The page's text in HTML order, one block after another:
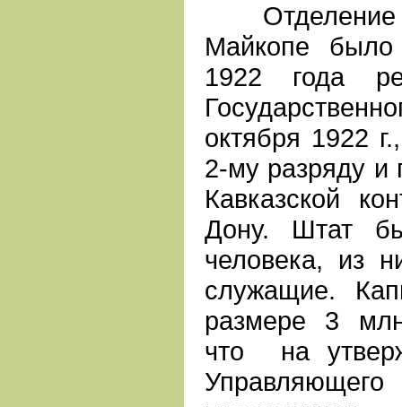
Отделение
Майкопе
1922 года
октября 1922
2-му разряду и
Кавказской
Дону. Штат
человека, из
служащие.
размере 3
что на